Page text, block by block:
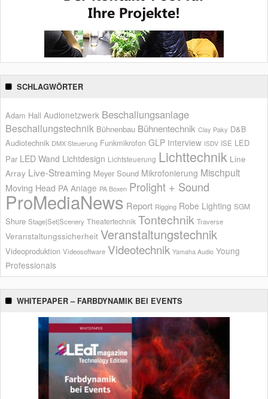
SCHLAGWÖRTER
Adam Hall Audionetzwerk Beschallungsanlage
Beschallungstechnik Bühnenbau Bühnentechnik Clay Paky D&B
Audiotechnik DMX Steuerung Funkmikrofon GLP Interview ISDV ISE LED
Par LED Wand Lichtdesign Lichtsteuerung Lichttechnik Line
Array Live-Streaming Meyer Sound Mikrofonierung Mischpult
Moving Head PA Anlage PA Boxen Prolight + Sound
ProMediaNews Report Rigging Robe Lighting SGM
Shure Stage|Set|Scenery Theatertechnik Tontechnik Traverse
Veranstaltungssicherheit Veranstaltungstechnik
Videoproduktion Videosoftware Videotechnik Yamaha Audio Young
Professionals
WHITEPAPER – FARBDYNAMIK BEI EVENTS